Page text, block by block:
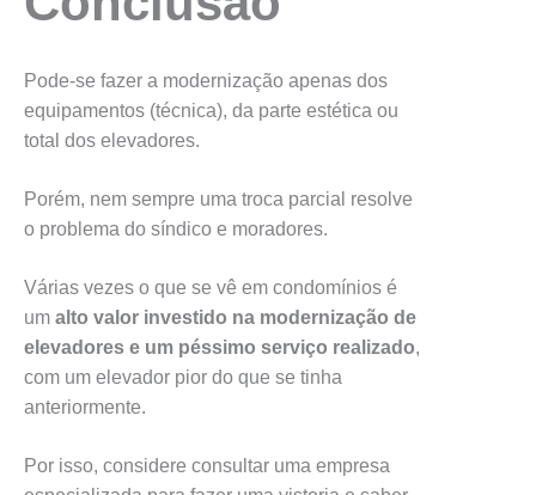
Pode-se fazer a modernização apenas dos
equipamentos (técnica), da parte estética ou
total dos elevadores.
Porém, nem sempre uma troca parcial resolve
o problema do síndico e moradores.
Várias vezes o que se vê em condomínios é
um alto valor investido na modernização de
elevadores e um péssimo serviço realizado,
com um elevador pior do que se tinha
anteriormente.
Por isso, considere consultar uma empresa